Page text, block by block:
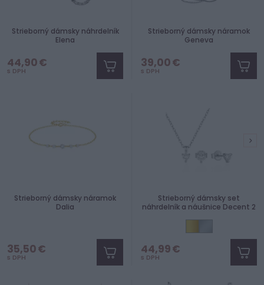
Strieborný dámsky náhrdelník
Elena
44,90 €
s DPH
Strieborný dámsky náramok
Geneva
39,00 €
s DPH
Strieborný dámsky náramok
Dalia
35,50 €
s DPH
Strieborný dámsky set
náhrdelník a náušnice Decent 2
44,99 €
s DPH